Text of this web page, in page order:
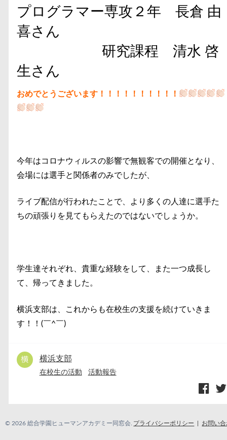
プログラマー専攻２年 長倉 由
喜さん
研究課程 清水 啓
生さん
おめでとうございます！！！！！！！！！！
今年はコロナウィルスの影響で無観客での開催となり、
会場には選手と関係者のみでしたが、
ライブ配信が行われたことで、より多くの人達に選手た
ちの頑張りを見てもらえたのではないでしょうか。
学生達それぞれ、貴重な経験をして、また一つ成長し
て、帰ってきました。
横浜支部は、これからも在校生の支援を続けていきま
す！！(￣^￣)ゞ
横浜支部
在校生の活動 活動報告
© 2026 総合学園ヒューマンアカデミー同窓会. プライバシーポリシー お問い